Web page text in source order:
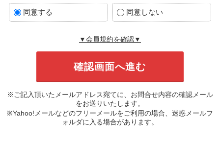
同意する 同意しない
▼会員規約を確認▼
※ご記入頂いたメールアドレス宛てに、お問合せ内容の確認メール
をお送りいたします。
※Yahoo!メールなどのフリーメールをご利用の場合、迷惑メールフ
ォルダに入る場合があります。